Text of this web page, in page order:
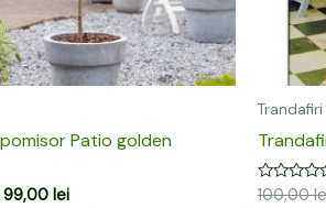
Patio golden
99,00 lei
Trandafiri
Evaluat
100,00